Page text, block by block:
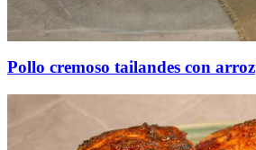
Pollo cremoso tailandes con arroz